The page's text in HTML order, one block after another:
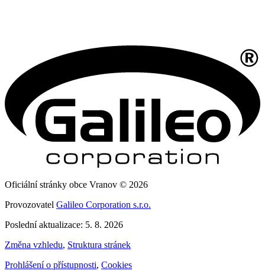
Oficiální stránky obce Vranov © 2026
Provozovatel Galileo Corporation s.r.o.
Poslední aktualizace: 5. 8. 2026
Změna vzhledu, Struktura stránek
Prohlášení o přístupnosti, Cookies